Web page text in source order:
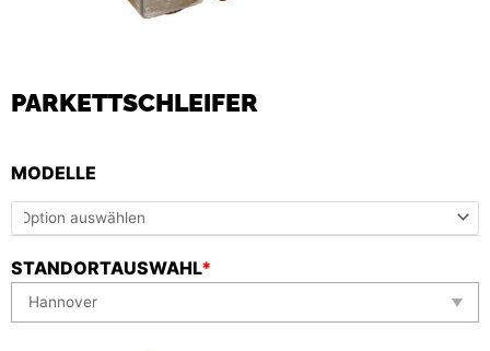
PARKETTSCHLEIFER
MODELLE
STANDORTAUSWAHL*